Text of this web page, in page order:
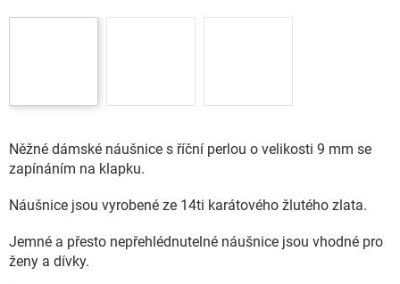
Něžné dámské náušnice s říční perlou o velikosti 9 mm se
zapínáním na klapku.
Náušnice jsou vyrobené ze 14ti karátového žlutého zlata.
Jemné a přesto nepřehlédnutelné náušnice jsou vhodné pro
ženy a dívky.